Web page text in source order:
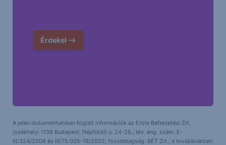
Érdekel
A jelen dokumentumban foglalt információk az Erste Befektetési Zrt.
(székhely: 1138 Budapest, Népfürdő u. 24-26.; tev. eng. szám: E-
III/324/2008 és III/75.005-19/2002; tőzsdetagság: BÉT Zrt.; a továbbiakban: